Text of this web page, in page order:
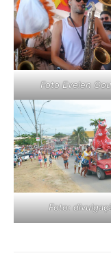
Foto Evelen
Foto: